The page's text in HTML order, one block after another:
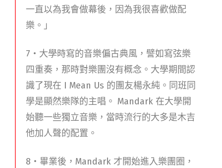
一直以為我會做幕後，因為我很喜歡做配
樂。」
7・大學時寫的音樂偏古典風，譬如寫弦樂
四重奏，那時對樂團沒有概念。大學期間認
識了現在 I Mean Us 的團友楊永純。同班同
學是顯然樂隊的主唱。 Mandark 在大學開
始聽一些獨立音樂，當時流行的大多是木吉
他加人聲的配置。
8・畢業後，Mandark 才開始進入樂團圈，